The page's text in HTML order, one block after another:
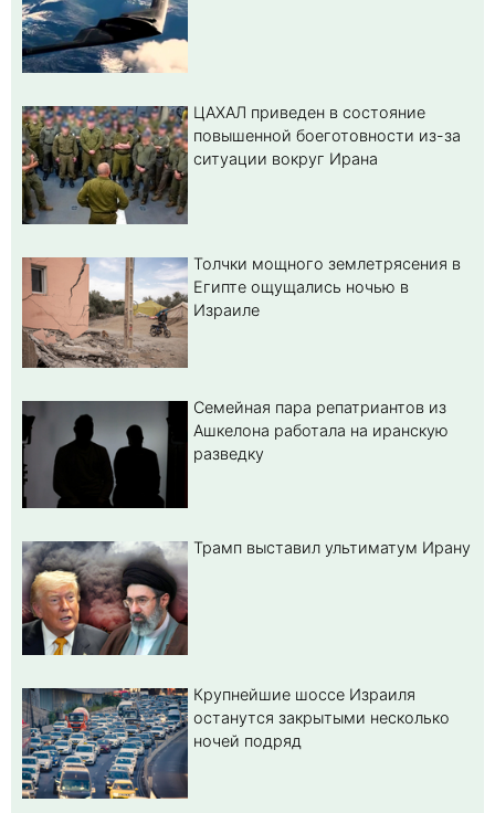
ЦАХАЛ приведен в состояние
повышенной боеготовности из-за
ситуации вокруг Ирана
Толчки мощного землетрясения в
Египте ощущались ночью в
Израиле
Семейная пара репатриантов из
Ашкелона работала на иранскую
разведку
Трамп выставил ультиматум Ирану
Крупнейшие шоссе Израиля
останутся закрытыми несколько
ночей подряд